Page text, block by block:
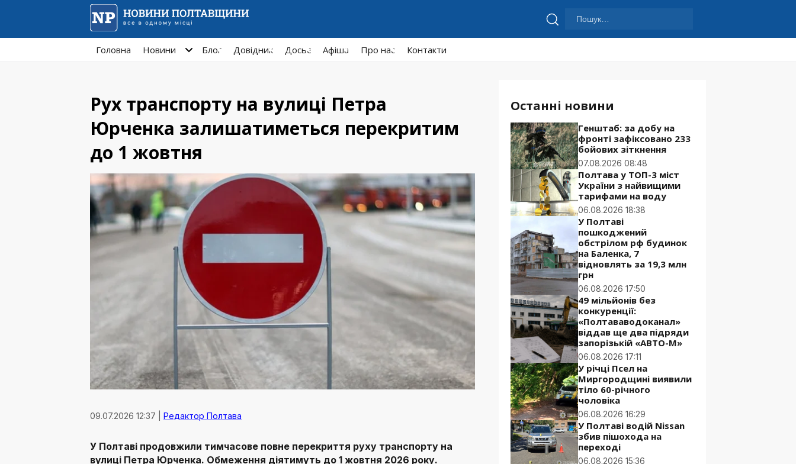
Пошук:
Головна Новини Блог Довідник Досьє Афiша Про нас Контакти
Рух транспорту на вулиці Петра
Юрченка залишатиметься перекритим
до 1 жовтня
09.07.2026 12:37 | Редактор Полтава
У Полтаві продовжили тимчасове повне перекриття руху транспорту на
вулиці Петра Юрченка. Обмеження діятимуть до 1 жовтня 2026 року.
Останні новини
Генштаб: за добу на
фронті зафіксовано 233
бойових зіткнення
07.08.2026 08:48
Полтава у ТОП-3 міст
України з найвищими
тарифами на воду
06.08.2026 18:38
У Полтаві
пошкоджений
обстрілом рф будинок
на Баленка, 7
відновлять за 19,3 млн
грн
06.08.2026 17:50
49 мільйонів без
конкуренції:
«Полтававодоканал»
віддав ще два підряди
запорізькій «АВТО-М»
06.08.2026 17:11
У річці Псел на
Миргородщині виявили
тіло 60-річного
чоловіка
06.08.2026 16:29
У Полтаві водій Nissan
збив пішохода на
переході
06.08.2026 15:36